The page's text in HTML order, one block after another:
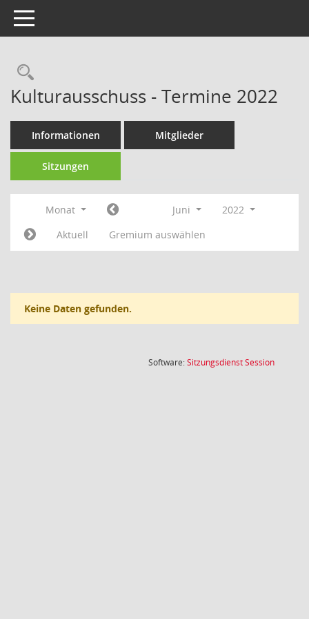
Toggle navigation
Rechercheauswahl
Kulturausschuss - Termine 2022
Informationen Mitglieder
Sitzungen
Monat Juni
2022
Aktuell
Gremium auswählen
Keine Daten gefunden.
Software:SitzungsdienstSession(Wird in